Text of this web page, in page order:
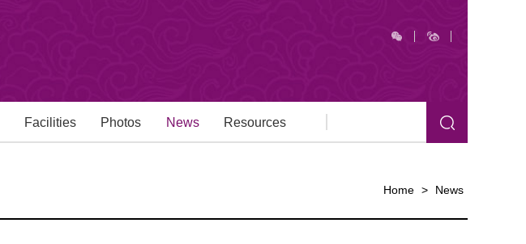
Facilities Photos News Resources
Home > News